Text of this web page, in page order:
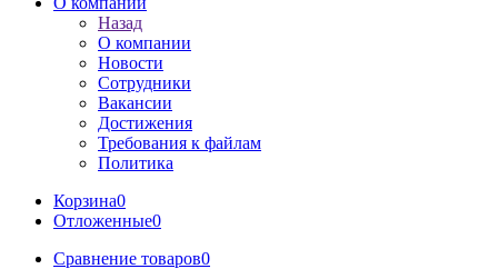
Назад
О компании
Новости
Сотрудники
Вакансии
Достижения
Требования к файлам
Политика
Корзина0
Отложенные0
Сравнение товаров0